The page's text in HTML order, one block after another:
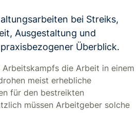
bei Streiks,
Ausgestaltung und
Überblick.
Arbeitskampfs die Arbeit in einem
meist erhebliche
für den bestreikten
müssen Arbeitgeber solche